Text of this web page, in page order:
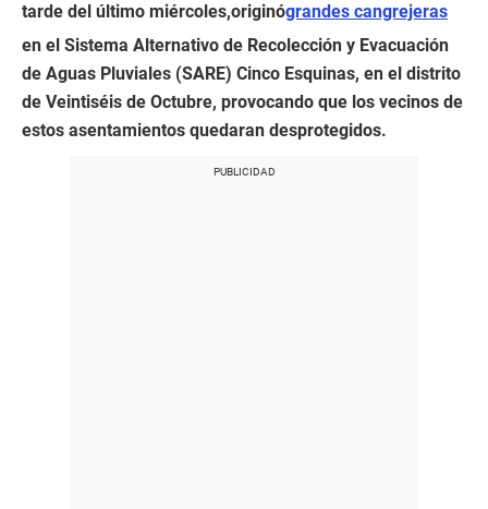
tarde del último miércoles,originógrandes cangrejeras
en el Sistema Alternativo de Recolección y Evacuación
de Aguas Pluviales (SARE) Cinco Esquinas, en el distrito
de Veintiséis de Octubre, provocando que los vecinos de
estos asentamientos quedaran desprotegidos.